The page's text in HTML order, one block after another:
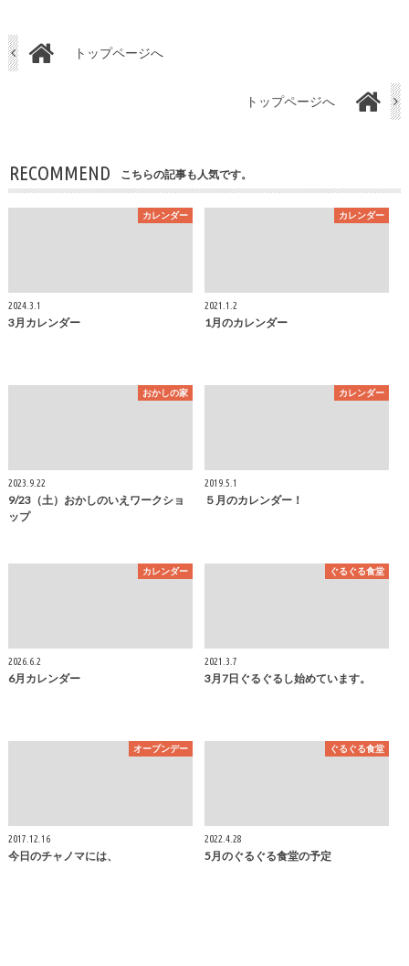
トップページへ
トップページへ
RECOMMEND こちらの記事も人気です。
カレンダー
2024.3.1
3月カレンダー
カレンダー
2021.1.2
1月のカレンダー
おかしの家
2023.9.22
9/23（土）おかしのいえワークショ
ップ
カレンダー
2019.5.1
５月のカレンダー！
カレンダー
2026.6.2
6月カレンダー
ぐるぐる食堂
2021.3.7
3月7日ぐるぐるし始めています。
オープンデー
2017.12.16
今日のチャノマには、
ぐるぐる食堂
2022.4.28
5月のぐるぐる食堂の予定